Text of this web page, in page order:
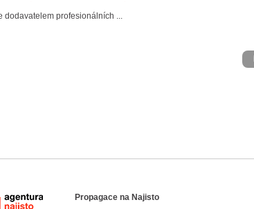
dodavatelem profesionálních ...
Agentura NajistoPropagace na Najisto